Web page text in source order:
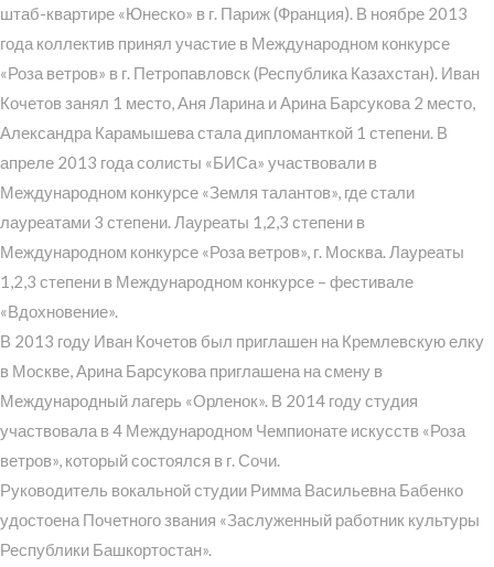
штаб-квартире «Юнеско» в г. Париж (Франция). В ноябре 2013
года коллектив принял участие в Международном конкурсе
«Роза ветров» в г. Петропавловск (Республика Казахстан). Иван
Кочетов занял 1 место, Аня Ларина и Арина Барсукова 2 место,
Александра Карамышева стала дипломанткой 1 степени. В
апреле 2013 года солисты «БИСа» участвовали в
Международном конкурсе «Земля талантов», где стали
лауреатами 3 степени. Лауреаты 1,2,3 степени в
Международном конкурсе «Роза ветров», г. Москва. Лауреаты
1,2,3 степени в Международном конкурсе – фестивале
«Вдохновение».
В 2013 году Иван Кочетов был приглашен на Кремлевскую елку
в Москве, Арина Барсукова приглашена на смену в
Международный лагерь «Орленок». В 2014 году студия
участвовала в 4 Международном Чемпионате искусств «Роза
ветров», который состоялся в г. Сочи.
Руководитель вокальной студии Римма Васильевна Бабенко
удостоена Почетного звания «Заслуженный работник культуры
Республики Башкортостан».